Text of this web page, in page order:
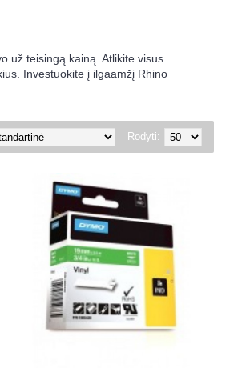
už teisingą kainą. Atlikite visus
Investuokite į ilgaamžį Rhino
Rodyti: